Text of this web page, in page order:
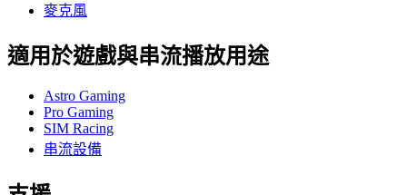
麥克風
適用於遊戲與串流播放用途
Astro Gaming
Pro Gaming
SIM Racing
串流設備